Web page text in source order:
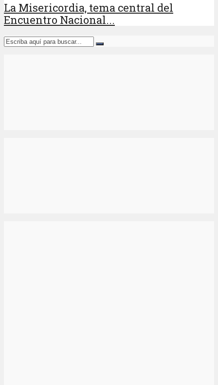
La Misericordia, tema central del
Encuentro Nacional...